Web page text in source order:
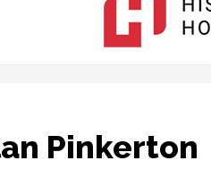
Pinkerton